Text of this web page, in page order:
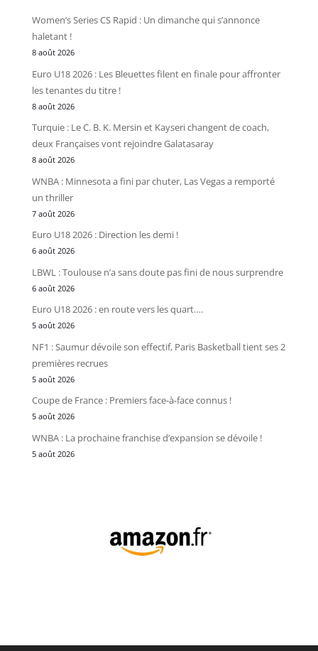
Women’s Series CS Rapid : Un dimanche qui s’annonce
haletant !
8 août 2026
Euro U18 2026 : Les Bleuettes filent en finale pour affronter
les tenantes du titre !
8 août 2026
Turquie : Le C. B. K. Mersin et Kayseri changent de coach,
deux Françaises vont rejoindre Galatasaray
8 août 2026
WNBA : Minnesota a fini par chuter, Las Vegas a remporté
un thriller
7 août 2026
Euro U18 2026 : Direction les demi !
6 août 2026
LBWL : Toulouse n’a sans doute pas fini de nous surprendre
6 août 2026
Euro U18 2026 : en route vers les quart….
5 août 2026
NF1 : Saumur dévoile son effectif, Paris Basketball tient ses 2
premières recrues
5 août 2026
Coupe de France : Premiers face-à-face connus !
5 août 2026
WNBA : La prochaine franchise d’expansion se dévoile !
5 août 2026